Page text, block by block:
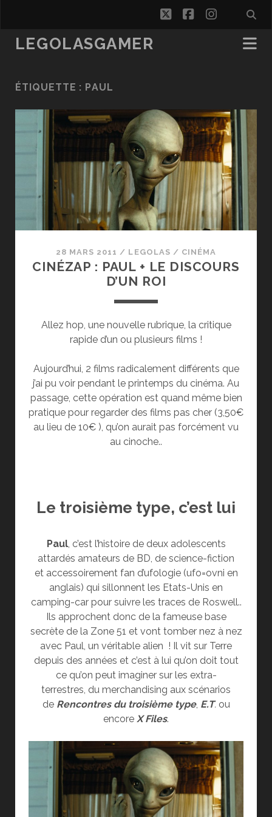
twitterfacebook
LEGOLASGAMER
ÉTIQUETTE : PAUL
28 MARS 2011 / LEGOLAS / CINÉMA
CINÉZAP : PAUL + LE DISCOURS
D’UN ROI
Allez hop, une nouvelle rubrique, la critique
rapide d’un ou plusieurs films !
Aujourd’hui, 2 films radicalement différents que
j’ai pu voir pendant le printemps du cinéma. Au
passage, cette opération est quand même bien
pratique pour regarder des films pas cher (3,50€
au lieu de 10€ ), qu’on aurait pas forcément vu
au cinoche..
Le troisième type, c’est lui
Paul, c’est l’histoire de deux adolescents
attardés amateurs de BD, de science-fiction
et accessoirement fan d’ufologie (ufo=ovni en
anglais) qui sillonnent les Etats-Unis en
camping-car pour suivre les traces de Roswell..
Ils approchent donc de la fameuse base
secrète de la Zone 51 et vont tomber nez à nez
avec Paul, un véritable alien ! Il vit sur Terre
depuis des années et c’est à lui qu’on doit tout
ce qu’on peut imaginer sur les extra-
terrestres, du merchandising aux scénarios
de Rencontres du troisième type, E.T.ou
encore X Files.